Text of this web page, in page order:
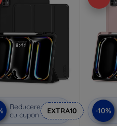
Reducere
cu cupon
EXTRA10 -10%